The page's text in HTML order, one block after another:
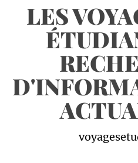
LES